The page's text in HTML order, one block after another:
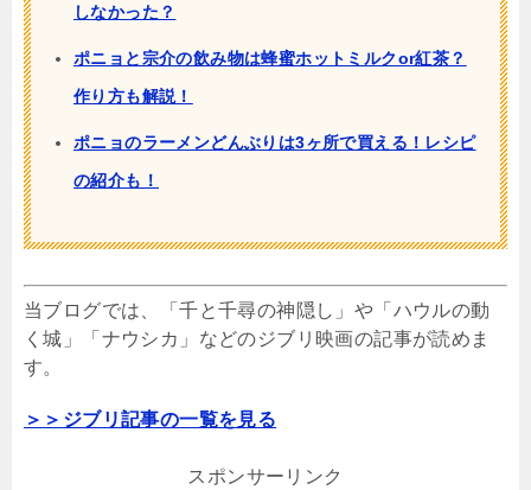
しなかった？
ポニョと宗介の飲み物は蜂蜜ホットミルクor紅茶？
作り方も解説！
ポニョのラーメンどんぶりは3ヶ所で買える！レシピ
の紹介も！
当ブログでは、「千と千尋の神隠し」や「ハウルの動
く城」「ナウシカ」などのジブリ映画の記事が読めま
す。
＞＞ジブリ記事の一覧を見る
スポンサーリンク